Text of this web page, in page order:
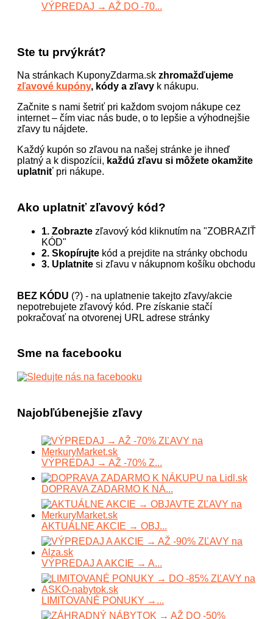
VÝPREDAJ → AŽ DO -70...
Ste tu prvýkrát?
Na stránkach KuponyZdarma.sk zhromažďujeme
zľavové kupóny, kódy a zľavy k nákupu.
Začnite s nami šetriť pri každom svojom nákupe cez
internet – čím viac nás bude, o to lepšie a výhodnejšie
zľavy tu nájdete.
Každý kupón so zľavou na našej stránke je ihneď
platný a k dispozícii, každú zľavu si môžete okamžite
uplatniť pri nákupe.
Ako uplatniť zľavový kód?
1. Zobrazte zľavový kód kliknutím na "ZOBRAZIŤ
KÓD"
2. Skopírujte kód a prejdite na stránky obchodu
3. Uplatnite si zľavu v nákupnom košíku obchodu
BEZ KÓDU (?) - na uplatnenie takejto zľavy/akcie
nepotrebujete zľavový kód. Pre získanie stačí
pokračovať na otvorenej URL adrese stránky
Sme na facebooku
Najobľúbenejšie zľavy
VÝPREDAJ → AŽ -70% Z...
DOPRAVA ZADARMO K NÁ...
AKTUÁLNE AKCIE → OBJ...
VÝPREDAJ A AKCIE → A...
LIMITOVANÉ PONUKY →...